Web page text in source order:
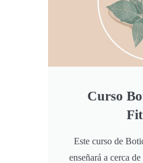
Curso
Este curso de
enseñará a cerca